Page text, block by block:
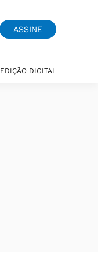
ASSINE
EDIÇÃO DIGITAL